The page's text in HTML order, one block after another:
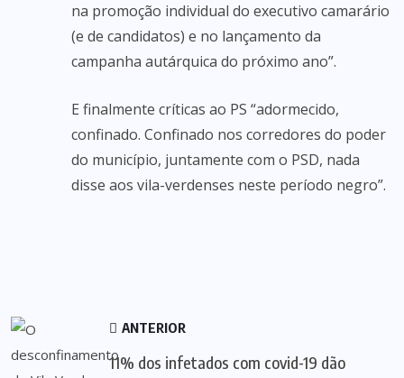
na promoção individual do executivo camarário
(e de candidatos) e no lançamento da
campanha autárquica do próximo ano”.
E finalmente críticas ao PS “adormecido,
confinado. Confinado nos corredores do poder
do município, juntamente com o PSD, nada
disse aos vila-verdenses neste período negro”.
ANTERIOR
11% dos infetados com covid-19 dão